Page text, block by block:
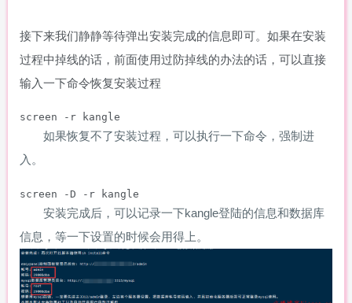
接下来我们静静等待弹出安装完成的信息即可。如果在安装
过程中掉线的话，前面使用过防掉线的办法的话，可以直接
输入一下命令恢复安装过程
screen -r kangle
如果恢复不了安装过程，可以执行一下命令，强制进
入。
screen -D -r kangle
安装完成后，可以记录一下kangle登陆的信息和数据库
信息，等一下设置的时候会用得上。